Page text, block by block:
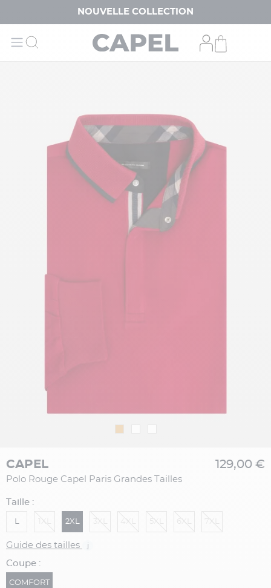
NOUVELLE COLLECTION
CAPEL
Polo Rouge Capel Paris Grandes Tailles
129,00 €
Taille :
L 2XL
Guide des tailles i
Coupe :
COMFORT